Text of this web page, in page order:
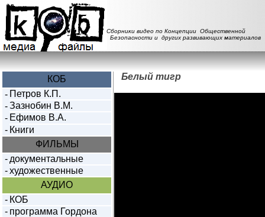
Сборники видео по Концепции Общественной
Безопасности и других развивающих материалов
КОБ
- Петров К.П.
- Зазнобин В.М.
- Ефимов В.А.
- Книги
ФИЛЬМЫ
- документальные
- художественные
АУДИО
- КОБ
- программа Гордона
Белый тигр